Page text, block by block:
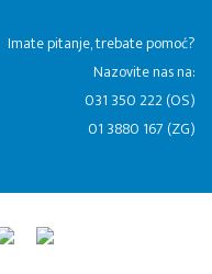
​Imate pitanje, trebate pomoć?
Nazovite nas na:
031 350 222 (OS)
01 3880 167 (ZG)